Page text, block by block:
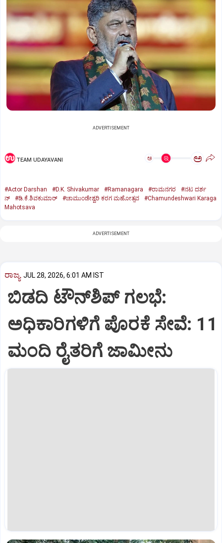
ADVERTISEMENT
TEAM UDAYAVANI ಅ ಅ
#Actor Darshan #D.K. Shivakumar #Ramanagara #ರಾಮನಗರ
#ನಟ ದರ್ಶ
ನ್
#ಡಿ.ಕೆ.ಶಿವಕುಮಾರ್ #ಚಾಮುಂಡೇಶ್ವರಿ ಕರಗ ಮಹೋತ್ಸವ
#Chamundeshwari Karaga
Mahotsava
ADVERTISEMENT
ರಾಜ್ಯ JUL 28, 2026, 6:01 AM IST
ಬಿಡದಿ ಟೌನ್‌ಶಿಪ್‌ ಗಲಭೆ:
ಅಧಿಕಾರಿಗಳಿಗೆ ಪೊರಕೆ ಸೇವೆ: 11
ಮಂದಿ ರೈತರಿಗೆ ಜಾಮೀನು